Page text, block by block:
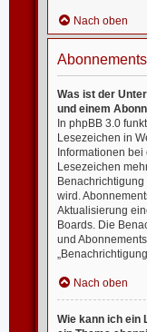
Nach oben
Was ist der
und einem
In phpBB 3.0
Lesezeichen in
Informationen
Lesezeichen
wird.
Aktualisierung
Boards. Die
und
Nach oben
Wie kann ich ein